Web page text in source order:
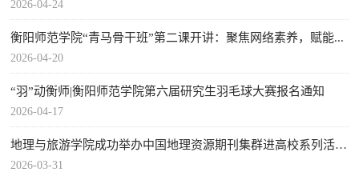
2026-04-24
衡阳师范学院“青马骨干班”第二课开讲：聚焦网络素养，赋能...
2026-04-20
“羽”动衡师|衡阳师范学院第六届研究生羽毛球大赛报名通知
2026-04-17
地理与旅游学院成功举办中国地理资源期刊集群进高校系列活动(...
2026-03-31